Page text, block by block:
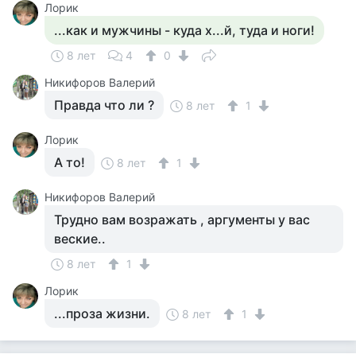
Лорик
...как и мужчины - куда х...й, туда и ноги!
8 лет 4
0
Никифоров Валерий
Правда что ли ? 8 лет 1
Лорик
А то! 8 лет 1
Никифоров Валерий
Трудно вам возражать , аргументы у вас
веские..
8 лет
1
Лорик
...проза жизни. 8 лет 1